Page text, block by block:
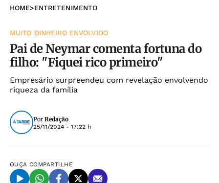
HOME>ENTRETENIMENTO
MUITO DINHEIRO ENVOLVIDO
Pai de Neymar comenta fortuna do
filho: "Fiquei rico primeiro"
Empresário surpreendeu com revelação envolvendo
riqueza da família
Por Redação
25/11/2024 - 17:22 h
OUÇA COMPARTILHE